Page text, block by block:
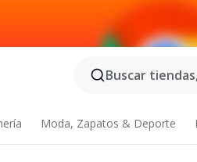
Buscar
Moda, Zapatos & Deporte